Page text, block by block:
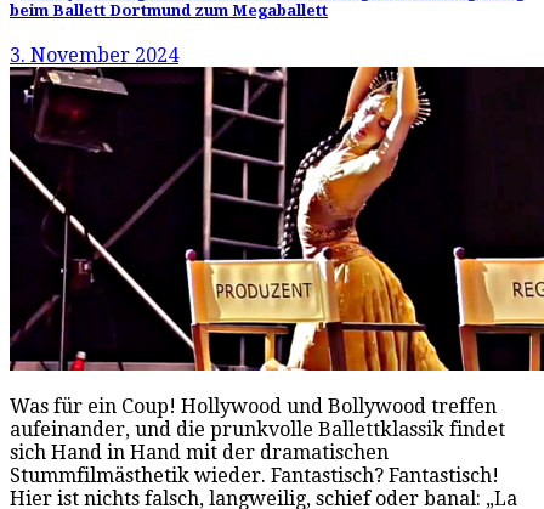
beim Ballett Dortmund zum Megaballett
3. November 2024
Was für ein Coup! Hollywood und Bollywood treffen
aufeinander, und die prunkvolle Ballettklassik findet
sich Hand in Hand mit der dramatischen
Stummfilmästhetik wieder. Fantastisch? Fantastisch!
Hier ist nichts falsch, langweilig, schief oder banal: „La